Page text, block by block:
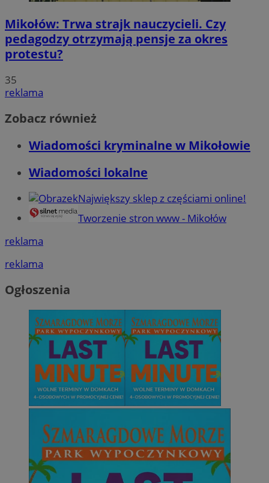
Mikołów: Trwa strajk nauczycieli. Czy
pedagodzy otrzymają pensje za okres
protestu?
35
reklama
Zobacz również
Wiadomości kryminalne w Mikołowie
Wiadomości lokalne
Największy sklep z częściami online!
Tworzenie stron www - Mikołów
reklama
reklama
Ogłoszenia